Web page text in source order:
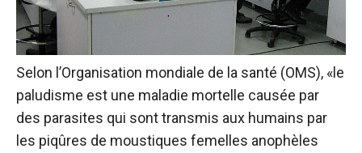
Selon l’Organisation mondiale de la santé (OMS), «le
paludisme est une maladie mortelle causée par
des parasites qui sont transmis aux humains par
les piqûres de moustiques femelles anophèles